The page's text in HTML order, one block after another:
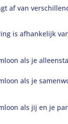
af van
is afhankelijk
als je
als je
als jij en je